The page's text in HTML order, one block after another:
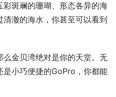
斑斓的珊瑚、形态各异的海
澈的海水，你甚至可以看到
金贝湾绝对是你的天堂。无
小巧便捷的GoPro，你都能